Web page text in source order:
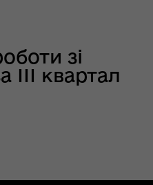
зі
ІІI квартал